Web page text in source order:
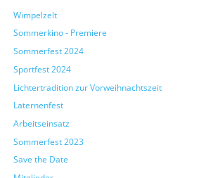
Wimpelzelt
Sommerkino - Premiere
Sommerfest 2024
Sportfest 2024
Lichtertradition zur Vorweihnachtszeit
Laternenfest
Arbeitseinsatz
Sommerfest 2023
Save the Date